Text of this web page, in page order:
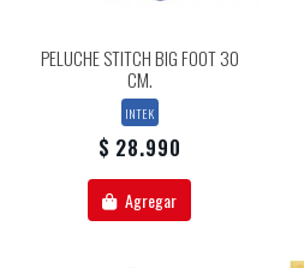
PELUCHE STITCH BIG FOOT 30
CM.
INTEK
$ 28.990
Agregar